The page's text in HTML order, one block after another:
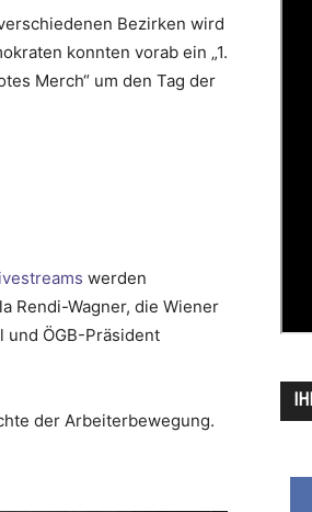
Bezirken wird
konnten vorab ein „1.
Merch“ um den Tag der
werden
Rendi-Wagner, die Wiener
und ÖGB-Präsident
der Arbeiterbewegung.